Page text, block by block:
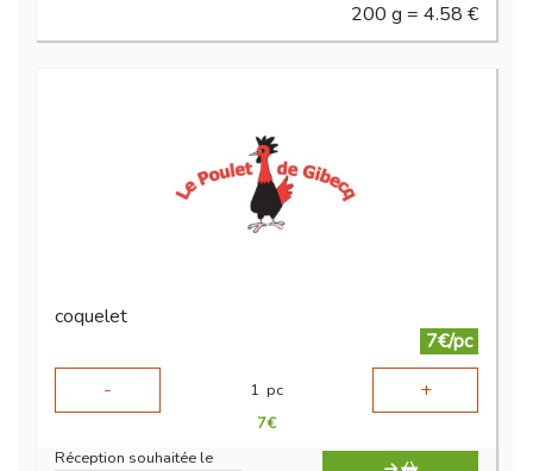
200 g = 4.58 €
coquelet
7€/pc
-
1 pc +
7€
Réception souhaitée le